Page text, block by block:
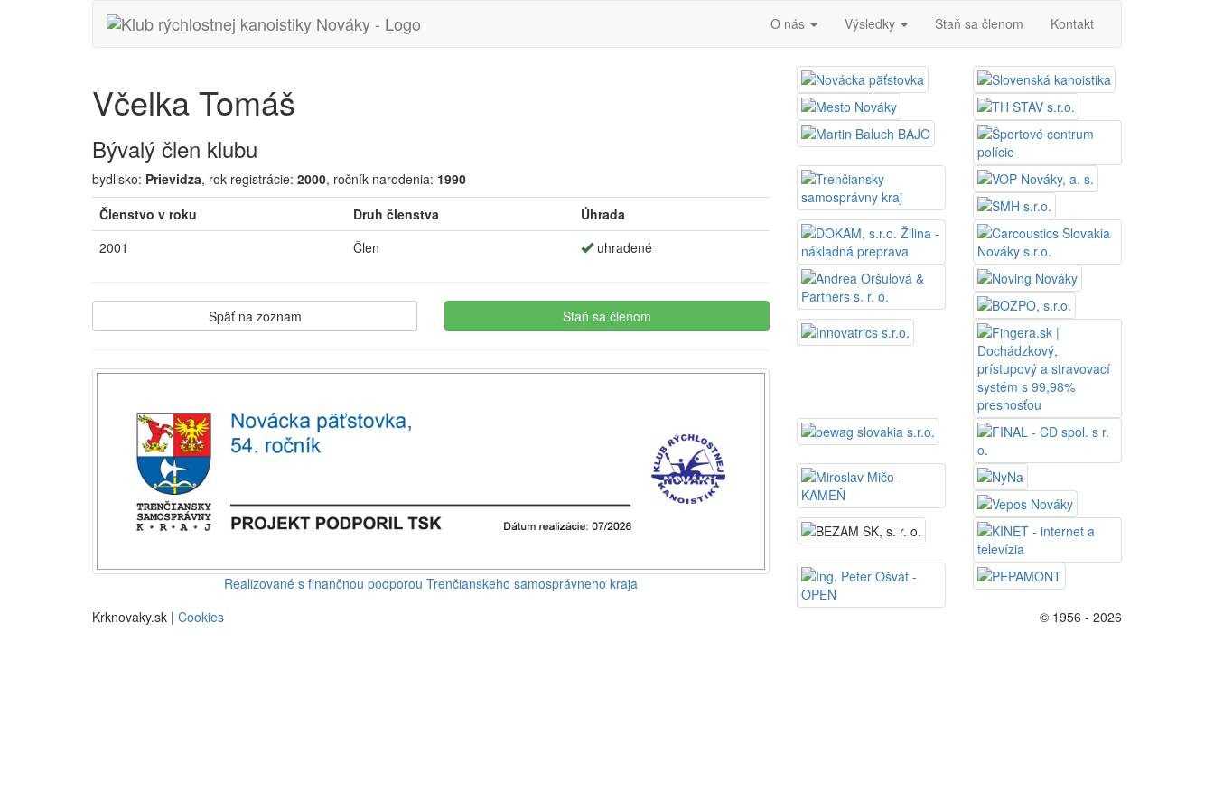
O nás Výsledky Staň sa členom Kontakt
Včelka Tomáš
Bývalý člen klubu
bydlisko: Prievidza, rok registrácie: 2000, ročník narodenia: 1990
Členstvo v roku
Druh členstva
Úhrada
2001
Člen uhradené
Späť na zoznam Staň sa členom
Realizované s finančnou podporou Trenčianskeho samosprávneho kraja
Krknovaky.sk | Cookies © 1956 - 2026